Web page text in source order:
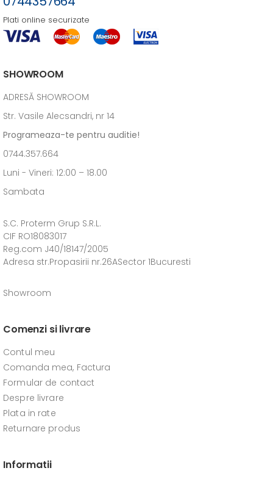
Plati online securizate
SHOWROOM
ADRESĂ SHOWROOM
Str. Vasile Alecsandri, nr 14
Programeaza-te pentru auditie!
0744.357.664
Luni - Vineri: 12:00 – 18.00
Sambata
S.C. Proterm Grup S.R.L.
CIF RO18083017
Reg.com J40/18147/2005
Adresa str.Propasirii nr.26ASector 1Bucuresti
Showroom
Comenzi si livrare
Contul meu
Comanda mea, Factura
Formular de contact
Despre livrare
Plata in rate
Returnare produs
Informatii